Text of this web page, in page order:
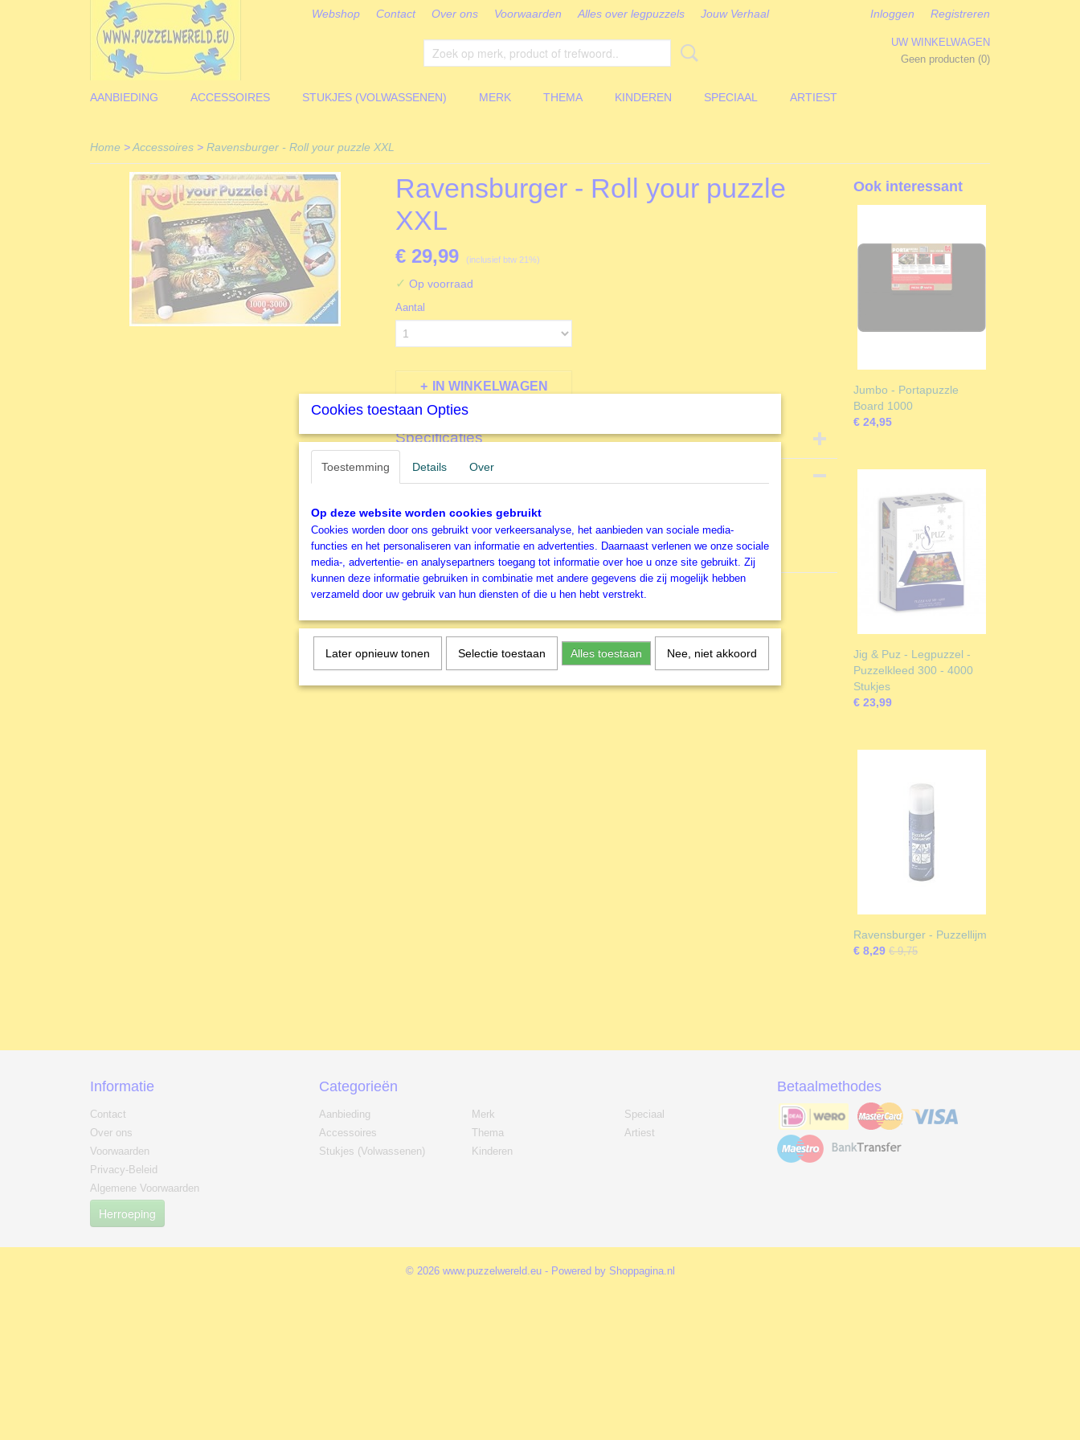
Webshop Contact Over ons Voorwaarden Alles over legpuzzels Jouw Verhaal Inloggen Registreren
UW WINKELWAGEN
Geen producten (0)
AANBIEDING ACCESSOIRES STUKJES (VOLWASSENEN) MERK THEMA KINDEREN SPECIAAL ARTIEST
Home >Accessoires > Ravensburger - Roll your puzzle XXL
Ravensburger - Roll your puzzle
XXL
€ 29,99 (inclusief btw 21%)
✓ Op voorraad
Aantal
IN WINKELWAGEN
Specificaties
Productcode
EAN code
4005556179572
Omschrijving
Roll your puzzle XXL
Ravensburger Legpuzzelkleed
Ook interessant
Jumbo - Portapuzzle
Board 1000
€ 24,95
Jig & Puz - Legpuzzel -
Puzzelkleed 300 - 4000
Stukjes
€ 23,99
Ravensburger - Puzzellijm
€ 8,29 € 9,75
Informatie
Contact
Over ons
Voorwaarden
Privacy-Beleid
Algemene Voorwaarden
Herroeping
Categorieën
Aanbieding
Accessoires
Stukjes (Volwassenen)
Merk
Thema
Kinderen
Speciaal
Artiest
Betaalmethodes
© 2026 www.puzzelwereld.eu - Powered by Shoppagina.nl
Cookies toestaan Opties
Toestemming Details Over
Op deze website worden cookies gebruikt
Cookies worden door ons gebruikt voor verkeersanalyse, het aanbieden van sociale media-
functies en het personaliseren van informatie en advertenties. Daarnaast verlenen we onze sociale
media-, advertentie- en analysepartners toegang tot informatie over hoe u onze site gebruikt. Zij
kunnen deze informatie gebruiken in combinatie met andere gegevens die zij mogelijk hebben
verzameld door uw gebruik van hun diensten of die u hen hebt verstrekt.
Later opnieuw tonen Selectie toestaan Alles toestaan Nee, niet akkoord